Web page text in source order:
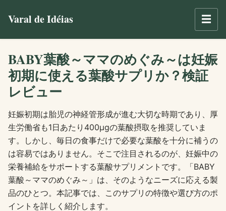
Varal de Idéias ☰
BABY葉酸～ママのめぐみ～は妊娠
初期に使える葉酸サプリか？検証
レビュー
妊娠初期は胎児の神経管形成が進む大切な時期であり、厚
生労働省も1日あたり400μgの葉酸摂取を推奨していま
す。しかし、毎日の食事だけで必要な葉酸を十分に補うの
は容易ではありません。そこで注目されるのが、妊娠中の
栄養補給をサポートする葉酸サプリメントです。「BABY
葉酸～ママのめぐみ～」は、そのようなニーズに応える製
品のひとつ。本記事では、このサプリの特徴や選び方のポ
イントを詳しく紹介します。